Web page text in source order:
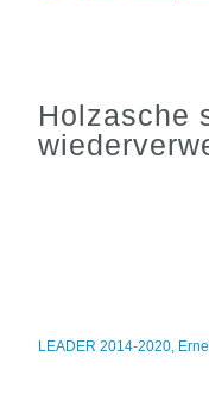
Holzasche
LEADER 2014-2020,